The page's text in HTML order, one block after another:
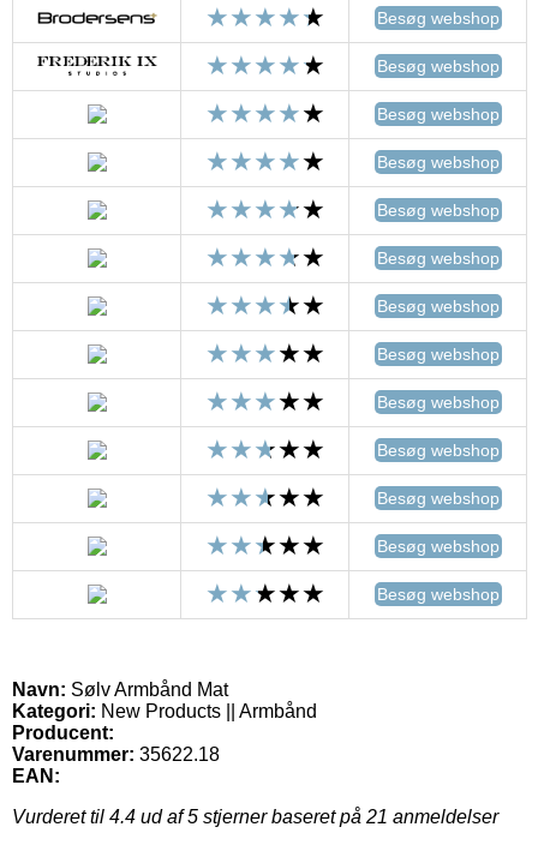
Besøg webshop
Besøg webshop
Besøg webshop
Besøg webshop
Besøg webshop
Besøg webshop
Besøg webshop
Besøg webshop
Besøg webshop
Besøg webshop
Besøg webshop
Besøg webshop
Besøg webshop
Navn: Sølv Armbånd Mat
Kategori: New Products || Armbånd
Producent:
Varenummer: 35622.18
EAN:
Vurderet til 4.4 ud af 5 stjerner baseret på 21 anmeldelser